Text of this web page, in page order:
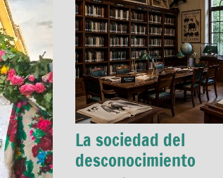
La sociedad del
desconocimiento